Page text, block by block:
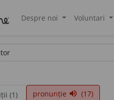
Despre noi Voluntari
(1) pronunție volume_up (17)